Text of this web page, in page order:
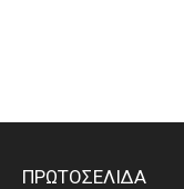
ΠΡΩΤΟΣΕΛΙΔΑ